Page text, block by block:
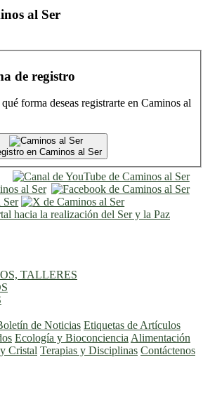
al Ser
de registro
forma deseas registrarte en Caminos al
en Caminos al Ser
TALLERES
de Noticias Etiquetas de Artículos
Ecología y Bioconciencia Alimentación
Cristal Terapias y Disciplinas Contáctenos